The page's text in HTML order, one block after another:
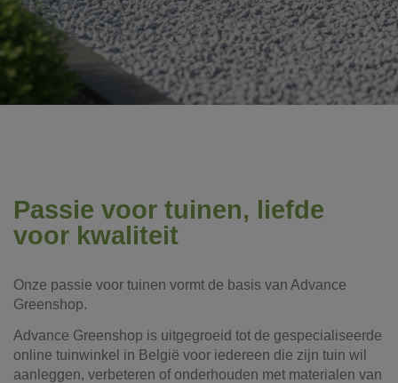
Passie voor tuinen, liefde
voor kwaliteit
Onze passie voor tuinen vormt de basis van Advance
Greenshop.
Advance Greenshop is uitgegroeid tot de gespecialiseerde
online tuinwinkel in België voor iedereen die zijn tuin wil
aanleggen, verbeteren of onderhouden met materialen van